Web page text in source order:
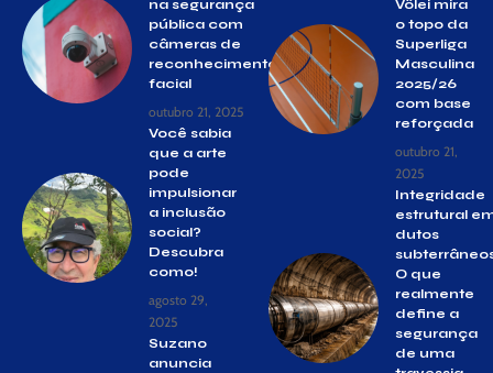
na segurança
pública com
câmeras de
reconhecimento
facial
outubro 21, 2025
Você sabia
que a arte
pode
impulsionar
a inclusão
social?
Descubra
como!
agosto 29,
2025
Suzano
anuncia
Vôlei mira
o topo da
Superliga
Masculina
2025/26
com base
reforçada
outubro 21,
2025
Integridade
estrutural
dutos
O que
realmente
define a
segurança
de uma